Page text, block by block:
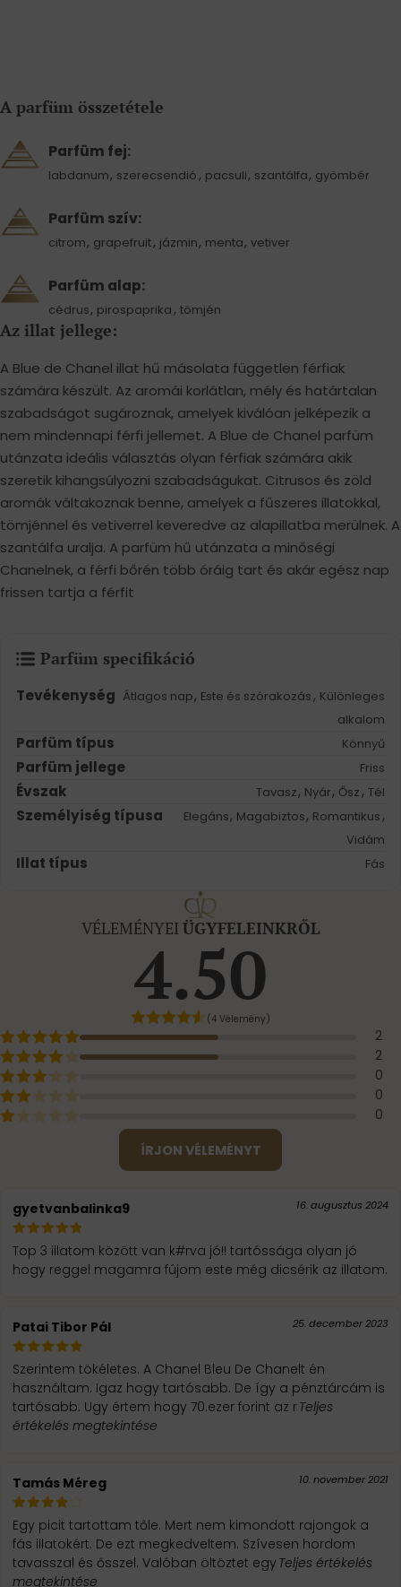
A parfüm összetétele
Parfüm fej:
labdanum, szerecsendió , pacsuli, szantálfa, gyömbér
Parfüm szív:
citrom, grapefruit, jázmin, menta, vetiver
Parfüm alap:
cédrus, pirospaprika , tömjén
Az illat jellege:
A Blue de Chanel illat hű másolata független férfiak
számára készült. Az aromái korlátlan, mély és határtalan
szabadságot sugároznak, amelyek kiválóan jelképezik a
nem mindennapi férfi jellemet. A Blue de Chanel parfüm
utánzata ideális választás olyan férfiak számára akik
szeretik kihangsúlyozni szabadságukat. Citrusos és zöld
aromák váltakoznak benne, amelyek a fűszeres illatokkal,
tömjénnel és vetiverrel keveredve az alapillatba merülnek. A
szantálfa uralja. A parfüm hű utánzata a minőségi
Chanelnek, a férfi bőrén több óráig tart és akár egész nap
frissen tartja a férfit
Parfüm specifikáció
Tevékenység Átlagos nap, Este és szórakozás , Különleges
alkalom
Parfüm típus Könnyű
Parfüm jellege Friss
Évszak Tavasz, Nyár, Ősz , Tél
Személyiség típusa Elegáns, Magabiztos, Romantikus ,
Vidám
Illat típus Fás
VÉLEMÉNYEI ÜGYFELEINKRŐL
4.50
(4 Vélemény)
2
2
0
0
0
ÍRJON VÉLEMÉNYT
gyetvanbalinka9 16. augusztus 2024
Top 3 illatom között van k#rva jó!! tartóssága olyan jó
hogy reggel magamra fújom este még dicsérik az illatom.
Patai Tibor Pál 25. december 2023
Szerintem tökéletes. A Chanel Bleu De Chanelt én
használtam. Igaz hogy tartósabb. De így a pénztárcám is
tartósabb. Ugy értem hogy 70.ezer forint az rTeljes
értékelés megtekintése
Tamás Méreg 10. november 2021
Egy picit tartottam tőle. Mert nem kimondott rajongok a
fás illatokért. De ezt megkedveltem. Szívesen hordom
tavasszal és ősszel. Valóban öltöztet egy Teljes értékelés
megtekintése